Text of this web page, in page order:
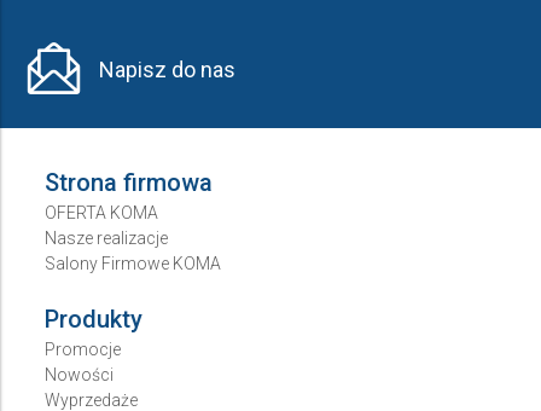
Napisz do nas
Strona firmowa
OFERTA KOMA
Nasze realizacje
Salony Firmowe KOMA
Produkty
Promocje
Nowości
Wyprzedaże